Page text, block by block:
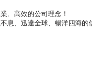
、高效的公司理念！
息、迅達全球、暢洋四海的